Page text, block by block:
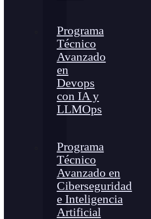
Programa
Técnico
Avanzado
en
Devops
con IA y
LLMOps
Programa
Técnico
Avanzado en
Ciberseguridad
e Inteligencia
Artificial